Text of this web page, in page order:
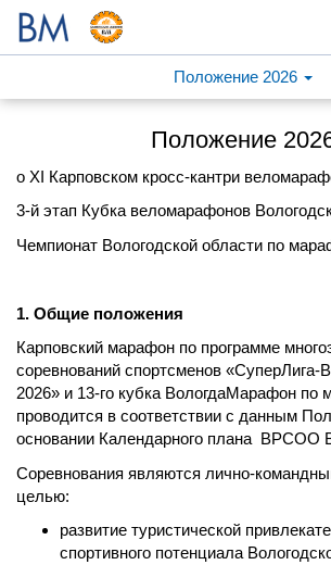
Положение 2026
Положение
о XI Карповском кросс-кантри
3-й этап Кубка веломарафонов
Чемпионат Вологодской области по
1. Общие положения
Карповский марафон по программе
соревнований спортсменов
2026» и 13-го кубка ВологдаМарафон по
проводится в соответствии с данным
основании Календарного плана ВРСОО
Соревнования являются лично-
целью:
развитие туристической
спортивного потенциала